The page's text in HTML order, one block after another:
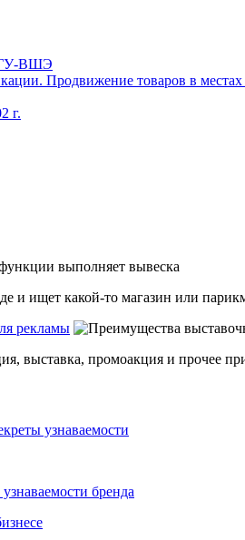
ГУ-ВШЭ
Продвижение товаров в
г.
и ищет какой-то магазин или
рекламы
выставка, промоакция и прочее
узнаваемости
бренда